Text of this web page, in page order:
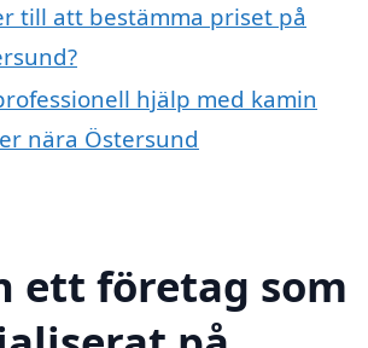
till att bestämma priset på
hjälp med kamin
nära Östersund
ett företag som